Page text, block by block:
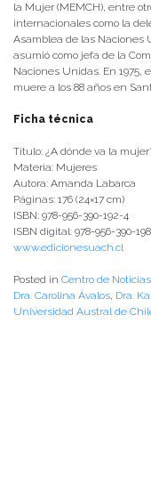
la Mujer (MEMCH), entre
internacionales como la
Asamblea de las Naciones
asumió como jefa de la
Naciones Unidas. En 1975,
muere a los 88 años en
Ficha técnica
Título: ¿A dónde va la
Materia: Mujeres
Autora: Amanda Labarca
Páginas: 176 (24×17 cm)
ISBN: 978-956-390-192-4
ISBN digital: 978-956-390-
www.edicionesuach.cl
Posted in Centro de Noticias
Dra. Carolina Ávalos, Dra.
Universidad Austral de